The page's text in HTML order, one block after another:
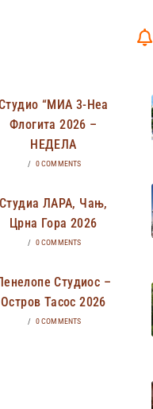
“МИА 3-Неа
Флогита 2026 –
НЕДЕЛА
/ 0 COMMENTS
Студиа ЛАРА, Чањ,
Црна Гора 2026
/ 0 COMMENTS
Студиос –
Остров Тасос 2026
/ 0 COMMENTS